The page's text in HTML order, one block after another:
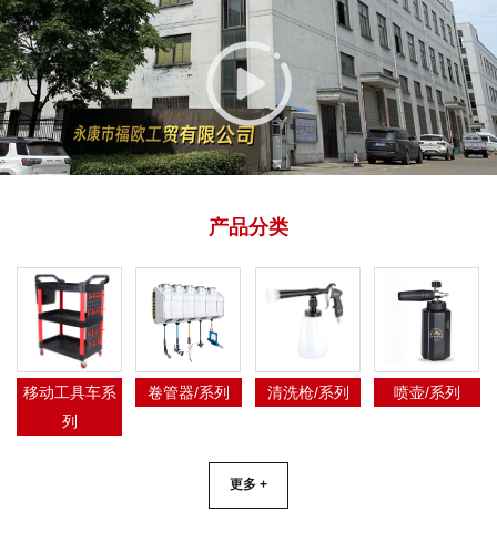
产品分类
移动工具车系
列
卷管器/系列 清洗枪/系列 喷壶/系列
更多 +